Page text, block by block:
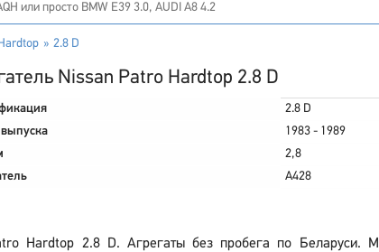
2.8 D
Nissan Patro Hardtop 2.8 D
2.8 D
1983 - 1989
2,8
A428
Hardtop 2.8 D. Агрегаты без пробега по Беларуси.